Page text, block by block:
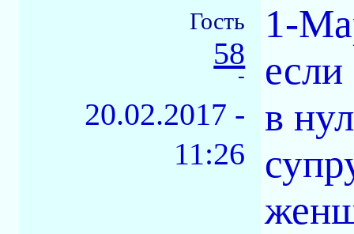
Гость
58
-
20.02.2017 -
11:26
1-
в